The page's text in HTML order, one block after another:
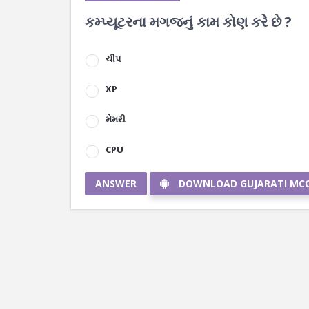
કમ્પ્યૂટરના મગજનું કામ કોણ કરે છે ?
ચીપ
XP
મેમરી
CPU
ANSWER DOWNLOAD GUJARATI